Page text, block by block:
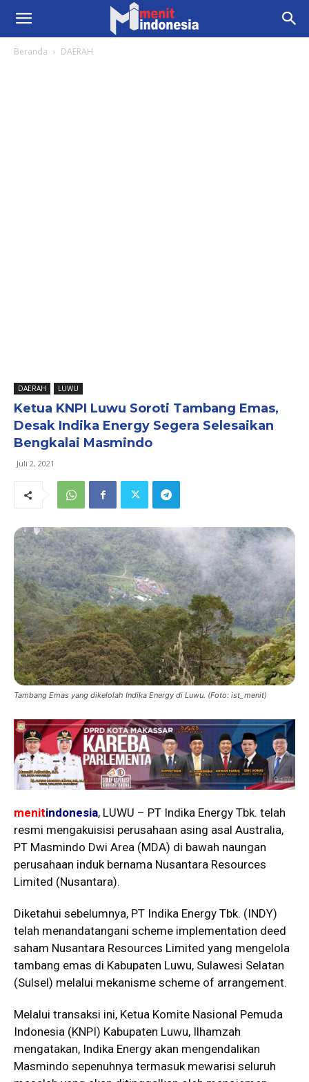
Beranda DAERAH
DAERAH LUWU
Ketua KNPI Luwu Soroti Tambang Emas,
Desak Indika Energy Segera Selesaikan
Bengkalai Masmindo
Juli 2, 2021
Tambang Emas yang dikelolah Indika Energy di Luwu. (Foto: ist_menit)
menitindonesia, LUWU – PT Indika Energy Tbk. telah
resmi mengakuisisi perusahaan asing asal Australia,
PT Masmindo Dwi Area (MDA) di bawah naungan
perusahaan induk bernama Nusantara Resources
Limited (Nusantara).
Diketahui sebelumnya, PT Indika Energy Tbk. (INDY)
telah menandatangani scheme implementation deed
saham Nusantara Resources Limited yang mengelola
tambang emas di Kabupaten Luwu, Sulawesi Selatan
(Sulsel) melalui mekanisme scheme of arrangement.
Melalui transaksi ini, Ketua Komite Nasional Pemuda
Indonesia (KNPI) Kabupaten Luwu, Ilhamzah
mengatakan, Indika Energy akan mengendalikan
Masmindo sepenuhnya termasuk mewarisi seluruh